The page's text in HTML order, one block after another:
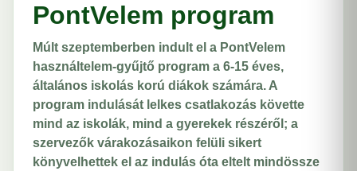
PontVelem program
Múlt szeptemberben indult el a PontVelem
használtelem-gyűjtő program a 6-15 éves,
általános iskolás korú diákok számára. A
program indulását lelkes csatlakozás követte
mind az iskolák, mind a gyerekek részéről; a
szervezők várakozásaikon felüli sikert
könyvelhettek el az indulás óta eltelt mindössze